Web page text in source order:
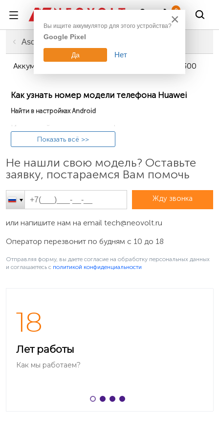
0
Главная
Смартфоны, планшеты, гаджеты
Аккумуляторы для телефонов
Huawei
Ascend
Аккумуляторы для телефонов Huawei Ascend Y300
Как узнать номер модели телефона Huawei
Найти в настройках Android
Используйте системную информацию в
операционной системе «Андроид», для чего зайдите
телефоне» и посмотрите, что указано в пункте
«Модель» или «Номер модели» (имеет вид
Найти название на крышке
Название модели размещается либо в левой нижней
части крышки вертикальным расположением вдоль
края, либо по центру крышки под логотипом
Huawei/Honor (имеет вид: «ALE-L21»).
Показать всё >>
Не нашли свою модель? Оставьте
заявку, постараемся Вам помочь
Жду звонка
или напишите нам на email tech@neovolt.ru
Оператор перезвонит по будням с 10 до 18
Отправляя форму, вы даете согласие на обработку персональных данных
и соглашаетесь c политикой конфиденциальности
18
Лет работы
Как мы работаем?
×
Вы ищите аккумулятор для этого устройства?
Google Pixel
Да Нет